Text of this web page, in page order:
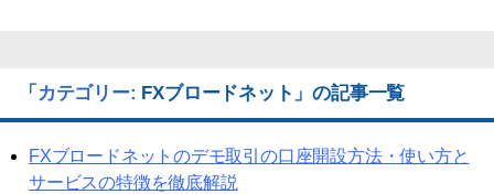
「 カテゴリー: FXブロードネット 」の記事一覧
FXブロードネットのデモ取引の口座開設方法・使い方と
サービスの特徴を徹底解説